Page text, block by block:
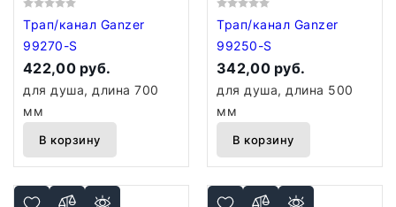
Трап/канал Ganzer
99270-S
422,00 руб.
для душа, длина 700
мм
В корзину
Трап/канал Ganzer
99250-S
342,00 руб.
для душа, длина 500
мм
В корзину